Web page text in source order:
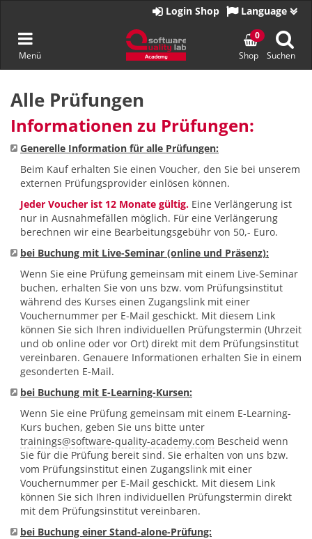
Zum
springen
Navigation
umschalten
Menü
Startseite
Language
Login Shop
Shop
0
Suchen
Alle Prüfungen
Informationen zu Prüfungen:
Generelle Information für alle Prüfungen:
Beim Kauf erhalten Sie einen Voucher, den Sie bei unserem
externen Prüfungsprovider einlösen können.
Jeder Voucher ist 12 Monate gültig. Eine Verlängerung ist
nur in Ausnahmefällen möglich. Für eine Verlängerung
berechnen wir eine Bearbeitungsgebühr von 50,- Euro.
bei Buchung mit Live-Seminar (online und Präsenz):
Wenn Sie eine Prüfung gemeinsam mit einem Live-Seminar
buchen, erhalten Sie von uns bzw. vom Prüfungsinstitut
während des Kurses einen Zugangslink mit einer
Vouchernummer per E-Mail geschickt. Mit diesem Link
können Sie sich Ihren individuellen Prüfungstermin (Uhrzeit
und ob online oder vor Ort) direkt mit dem Prüfungsinstitut
vereinbaren. Genauere Informationen erhalten Sie in einem
gesonderten E-Mail.
bei Buchung mit E-Learning-Kursen:
Wenn Sie eine Prüfung gemeinsam mit einem E-Learning-
Kurs buchen, geben Sie uns bitte unter
trainings@software-quality-academy.com Bescheid wenn
Sie für die Prüfung bereit sind. Sie erhalten von uns bzw.
vom Prüfungsinstitut einen Zugangslink mit einer
Vouchernummer per E-Mail geschickt. Mit diesem Link
können Sie sich Ihren individuellen Prüfungstermin direkt
mit dem Prüfungsinstitut vereinbaren.
bei Buchung einer Stand-alone-Prüfung: